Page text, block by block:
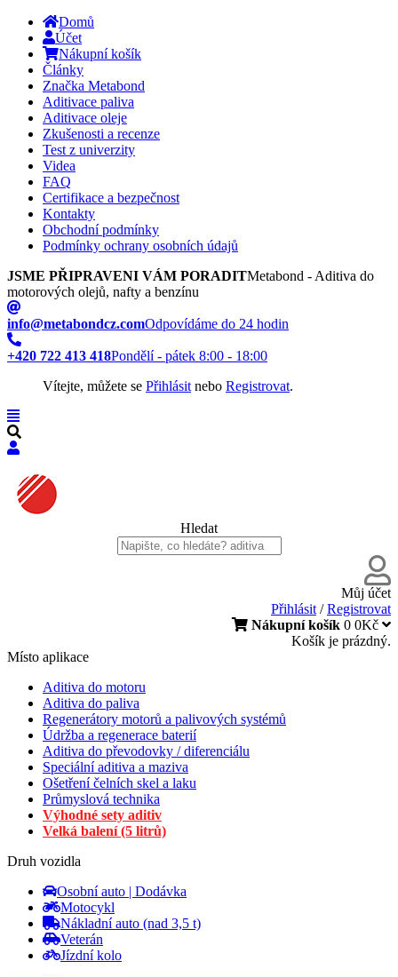
Domů
Účet
Nákupní košík
Články
Značka Metabond
Aditivace paliva
Aditivace oleje
Zkušenosti a recenze
Test z univerzity
Videa
FAQ
Certifikace a bezpečnost
Kontakty
Obchodní podmínky
Podmínky ochrany osobních údajů
JSME PŘIPRAVENI VÁM PORADITMetabond - Aditiva do
motorových olejů, nafty a benzínu
info@metabondcz.comOdpovídáme do 24 hodin
+420 722 413 418Pondělí - pátek 8:00 - 18:00
Vítejte, můžete se Přihlásit nebo Registrovat.
Hledat
Můj účet
Přihlásit /Registrovat
Nákupní košík 0 0Kč
Košík je prázdný.
Místo aplikace
Aditiva do motoru
Aditiva do paliva
Regenerátory motorů a palivových systémů
Údržba a regenerace baterií
Aditiva do převodovky / diferenciálu
Speciální aditiva a maziva
Ošetření čelních skel a laku
Průmyslová technika
Výhodné sety aditiv
Velká balení (5 litrů)
Druh vozidla
Osobní auto | Dodávka
Motocykl
Nákladní auto (nad 3,5 t)
Veterán
Jízdní kolo